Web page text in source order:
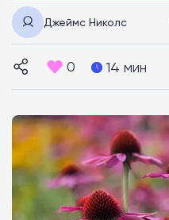
Джеймс Николс
0 14 мин